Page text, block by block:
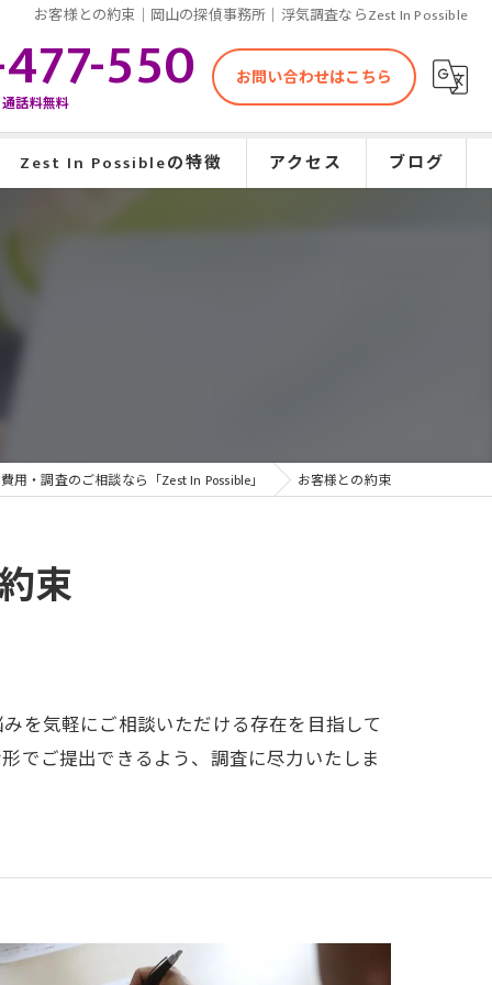
お客様との約束｜岡山の探偵事務所｜浮気調査ならZest In Possible
550
通話料無料
お問い合わせはこちら
Zest In Possibleの特徴
浮気調査
行方調査
アクセス ブログ
・調査のご相談なら「Zest In Possible」 お客様との約束
束
を気軽にご相談いただける存在を目指して
でご提出できるよう、調査に尽力いたしま